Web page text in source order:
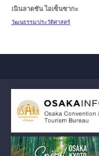
เนินลาดชัน ไอเซ็นซากะ
วัฒนธรรม/ประวัติศาสตร์